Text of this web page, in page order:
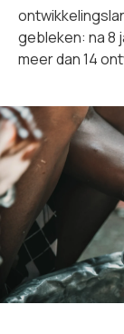
gebleken: na 8
meer dan 14